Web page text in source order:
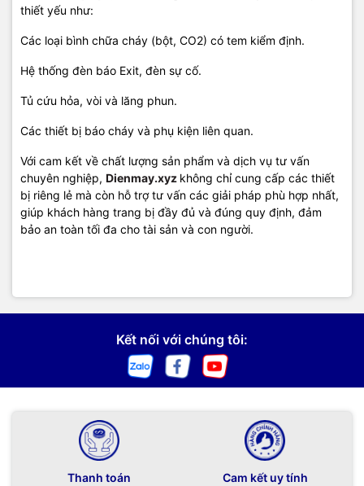
thiết yếu như:
Các loại bình chữa cháy (bột, CO2) có tem kiểm định.
Hệ thống đèn báo Exit, đèn sự cố.
Tủ cứu hỏa, vòi và lăng phun.
Các thiết bị báo cháy và phụ kiện liên quan.
Với cam kết về chất lượng sản phẩm và dịch vụ tư vấn
chuyên nghiệp, Dienmay.xyz không chỉ cung cấp các thiết
bị riêng lẻ mà còn hỗ trợ tư vấn các giải pháp phù hợp nhất,
giúp khách hàng trang bị đầy đủ và đúng quy định, đảm
bảo an toàn tối đa cho tài sản và con người.
Kết nối với chúng tôi:
Thanh toán
Cam kết uy tính